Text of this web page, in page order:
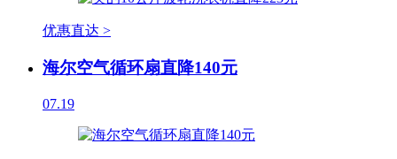
优惠直达 >
海尔空气循环扇直降140元
07.19